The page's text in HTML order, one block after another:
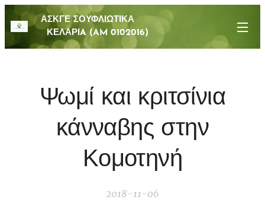
ΑΣΚΓΕ ΣΟΥΦΛΙΩΤΙΚΑ
ΚΕΛΑΡΙA (AM 0102016)
Ψωμί και κριτσίνια
κάνναβης στην
Κομοτηνή
2018-11-06